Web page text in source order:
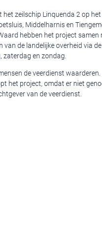
het zeilschip Linquenda 2 op
Middelharnis en
hebben het project
de landelijke overheid via
zaterdag en zondag.
de veerdienst
het project, omdat er niet
van de veerdienst.